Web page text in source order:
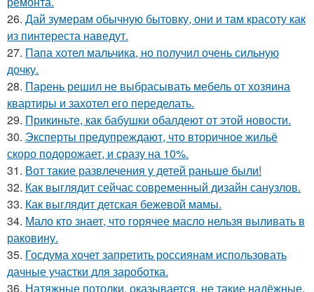
26. Дай зумерам обычную бытовку, они и там красоту как
из пинтереста наведут.
27. Папа хотел мальчика, но получил очень сильную
дочку.
28. Парень решил не выбрасывать мебель от хозяина
квартиры и захотел его переделать.
29. Прикиньте, как бабушки обалдеют от этой новости.
30. Эксперты предупреждают, что вторичное жильё
скоро подорожает, и сразу на 10%.
31. Вот такие развлечения у детей раньше были!
32. Как выглядит сейчас современный дизайн санузлов.
33. Как выглядит детская бежевой мамы.
34. Мало кто знает, что горячее масло нельзя выливать в
раковину.
35. Госдума хочет запретить россиянам использовать
дачные участки для зароботка.
36. Натяжные потолки, оказывается, не такие надёжные.